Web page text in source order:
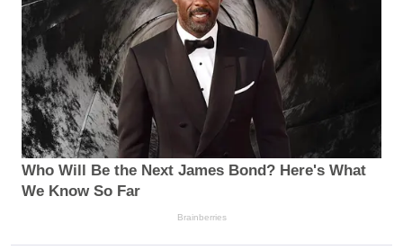
Who Will Be the Next James Bond? Here's What
We Know So Far
Brainberries